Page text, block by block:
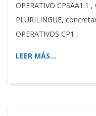
OPERATIVO CPSAA1.1
PLURILINGÜE,
OPERATIVOS CP1 ,
LEER MÁS…